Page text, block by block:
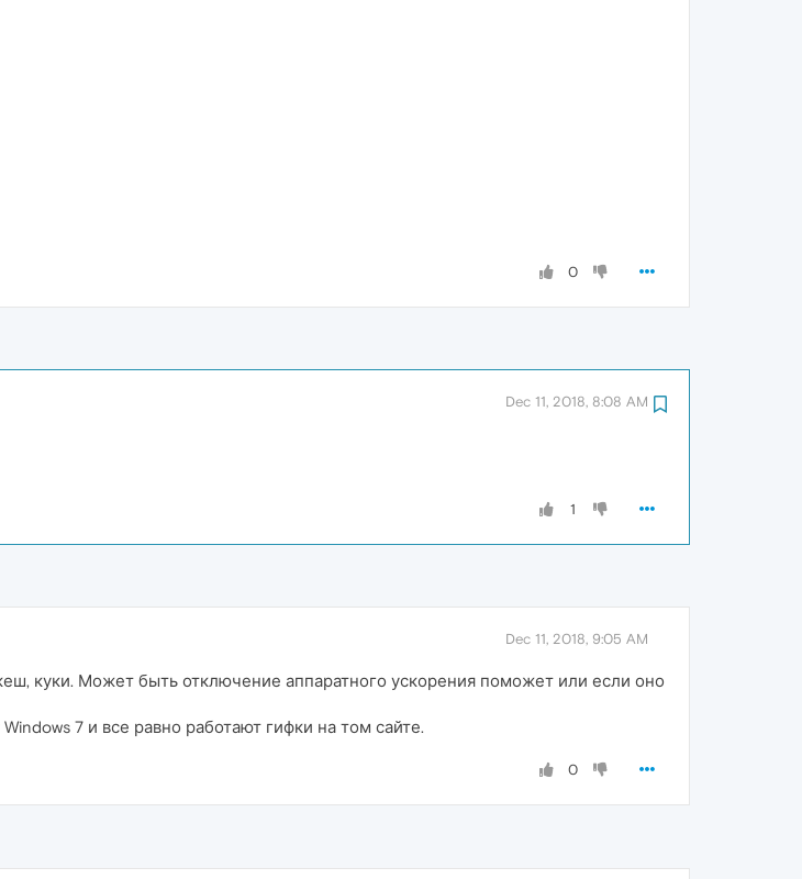
0
Dec 11, 2018, 8:08 AM
1
Dec 11, 2018, 9:05 AM
куки. Может быть отключение аппаратного ускорения поможет или если оно
7 и все равно работают гифки на том сайте.
0